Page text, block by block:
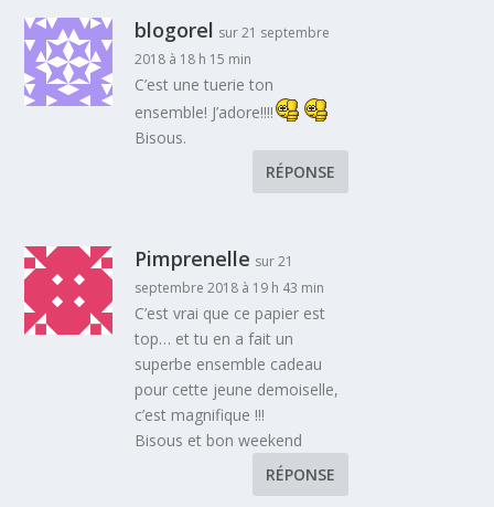
blogorel sur 21 septembre
2018 à 18 h 15 min
C’est une tuerie ton
ensemble! J’adore!!!!
Bisous.
RÉPONSE
Pimprenelle sur 21
septembre 2018 à 19 h 43 min
C’est vrai que ce papier est
top… et tu en a fait un
superbe ensemble cadeau
pour cette jeune demoiselle,
c’est magnifique !!!
Bisous et bon weekend
RÉPONSE